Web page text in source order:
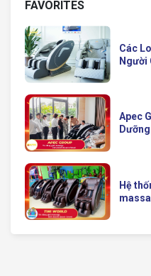
FAVORITES
Các
Người
Apec
Hệ